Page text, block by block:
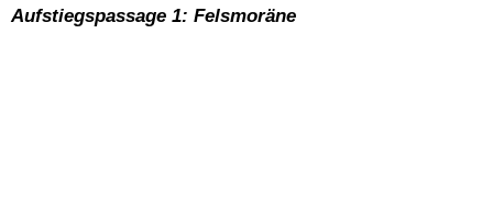
Aufstiegspassage 1: Felsmoräne